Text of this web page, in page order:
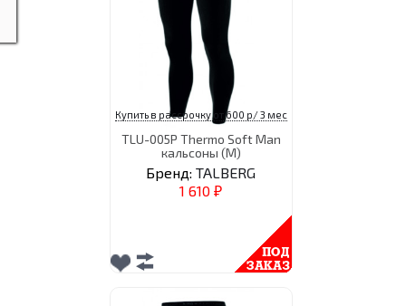
Купить в рассрочку от 600 р/ 3 мес
TLU-005P Thermo Soft Man
кальсоны (M)
Бренд: TALBERG
1 610 ₽